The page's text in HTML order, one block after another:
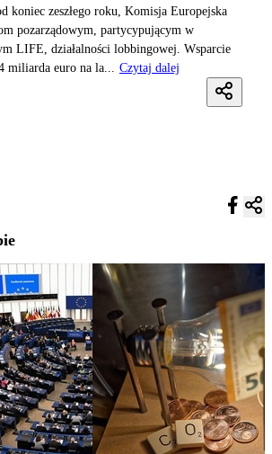
koniec zeszłego roku, Komisja Europejska
pozarządowym, partycypującym w
LIFE, działalności lobbingowej. Wsparcie
miliarda euro na la...
Czytaj dalej